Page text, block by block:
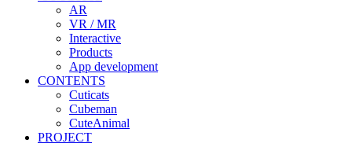
AR
VR / MR
Interactive
Products
App development
CONTENTS
Cuticats
Cubeman
CuteAnimal
PROJECT